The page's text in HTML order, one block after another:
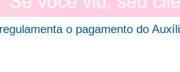
o pagamento do